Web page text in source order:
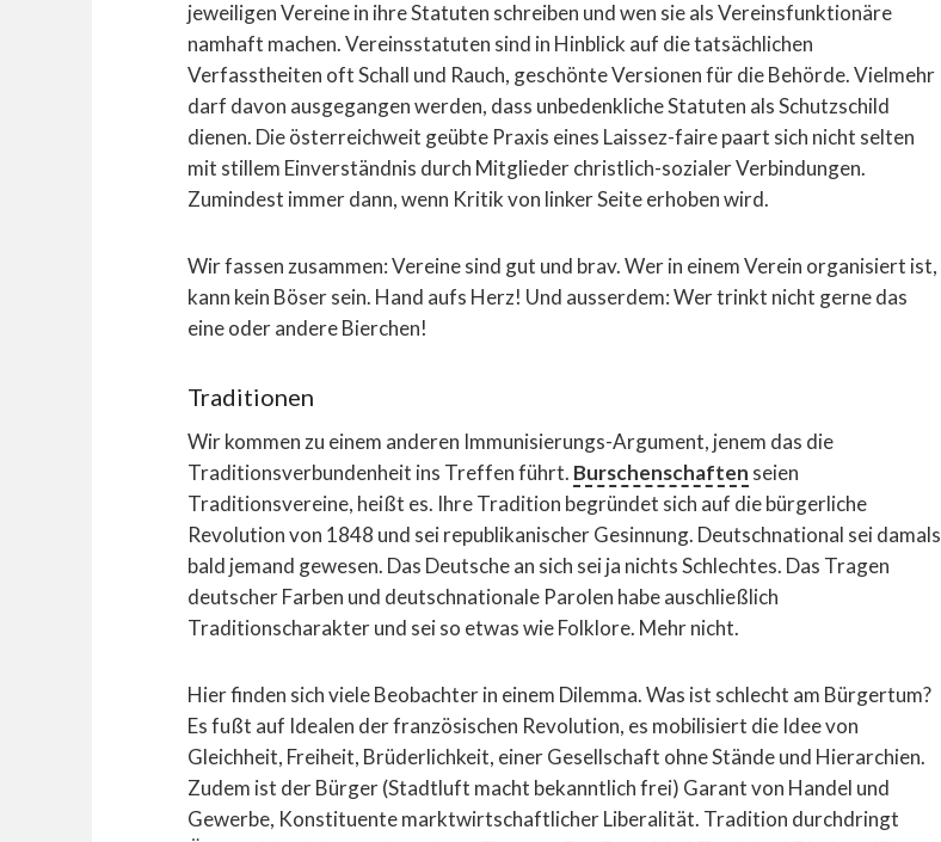
jeweiligen Vereine in ihre Statuten schreiben und wen sie als Vereinsfunktionäre
namhaft machen. Vereinsstatuten sind in Hinblick auf die tatsächlichen
Verfasstheiten oft Schall und Rauch, geschönte Versionen für die Behörde. Vielmehr
darf davon ausgegangen werden, dass unbedenkliche Statuten als Schutzschild
dienen. Die österreichweit geübte Praxis eines Laissez-faire paart sich nicht selten
mit stillem Einverständnis durch Mitglieder christlich-sozialer Verbindungen.
Zumindest immer dann, wenn Kritik von linker Seite erhoben wird.
Wir fassen zusammen: Vereine sind gut und brav. Wer in einem Verein organisiert ist,
kann kein Böser sein. Hand aufs Herz! Und ausserdem: Wer trinkt nicht gerne das
eine oder andere Bierchen!
Traditionen
Wir kommen zu einem anderen Immunisierungs-Argument, jenem das die
Traditionsverbundenheit ins Treffen führt. Burschenschaften seien
Traditionsvereine, heißt es. Ihre Tradition begründet sich auf die bürgerliche
Revolution von 1848 und sei republikanischer Gesinnung. Deutschnational sei damals
bald jemand gewesen. Das Deutsche an sich sei ja nichts Schlechtes. Das Tragen
deutscher Farben und deutschnationale Parolen habe auschließlich
Traditionscharakter und sei so etwas wie Folklore. Mehr nicht.
Hier finden sich viele Beobachter in einem Dilemma. Was ist schlecht am Bürgertum?
Es fußt auf Idealen der französischen Revolution, es mobilisiert die Idee von
Gleichheit, Freiheit, Brüderlichkeit, einer Gesellschaft ohne Stände und Hierarchien.
Zudem ist der Bürger (Stadtluft macht bekanntlich frei) Garant von Handel und
Gewerbe, Konstituente marktwirtschaftlicher Liberalität. Tradition durchdringt